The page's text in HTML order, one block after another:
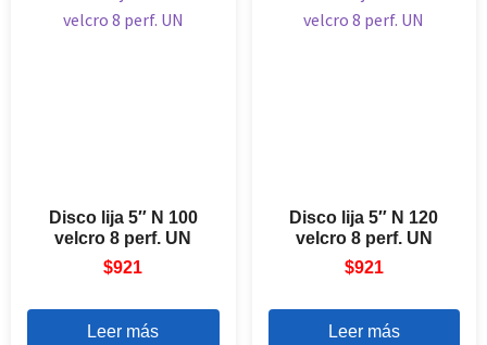
Disco lija 5″ N 100
velcro 8 perf. UN
$921
Leer más
Disco lija 5″ N 120
velcro 8 perf. UN
$921
Leer más